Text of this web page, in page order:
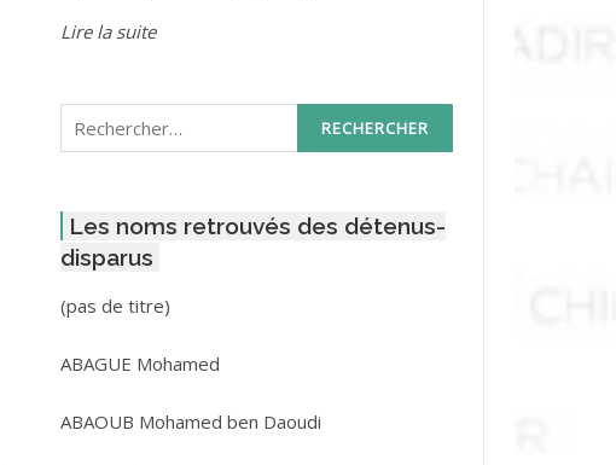
Lire la suite
Rechercher :
Les noms retrouvés des détenus-
disparus
(pas de titre)Post
3416
ABAGUE Mohamed
ABAOUB Mohamed ben Daoudi